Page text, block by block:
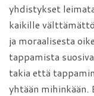
yhdistykset
kaikille
ja moraalisesta
tappamista
takia että
yhtään mihinkään.